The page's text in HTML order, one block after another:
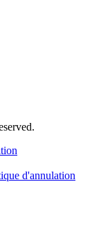
d'annulation